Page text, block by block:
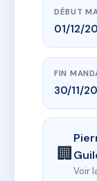
DÉBUT
01/12/
FIN
30/11/
🏢
Voir